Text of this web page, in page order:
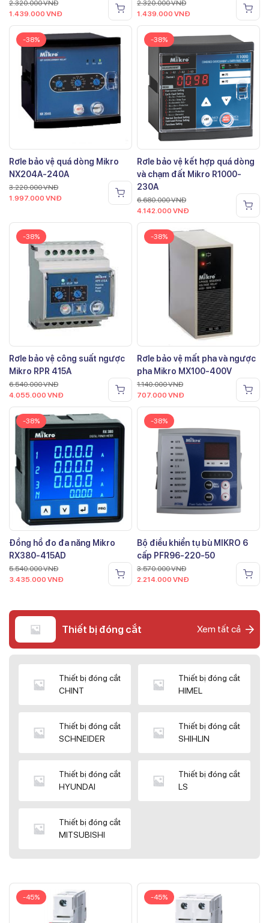
2.320.000VNĐ
1.439.000 VNĐ
2.320.000VNĐ
1.439.000 VNĐ
-38%
Rơle bảo vệ quá dòng Mikro
NX204A-240A
3.220.000VNĐ
1.997.000 VNĐ
-38%
Rơle bảo vệ kết hợp quá dòng
và chạm đất Mikro R1000-
230A
6.680.000VNĐ
4.142.000 VNĐ
-38%
Rơle bảo vệ công suất ngược
Mikro RPR 415A
6.540.000VNĐ
4.055.000 VNĐ
-38%
Rơle bảo vệ mất pha và ngược
pha Mikro MX100-400V
1.140.000VNĐ
707.000 VNĐ
-38%
Đồng hồ đo đa năng Mikro
RX380-415AD
5.540.000VNĐ
3.435.000 VNĐ
-38%
Bộ điều khiển tụ bù MIKRO 6
cấp PFR96-220-50
3.570.000VNĐ
2.214.000 VNĐ
Thiết bị đóng cắt Xem tất cả
Thiết bị đóng cắt
CHINT
Thiết bị đóng cắt
HIMEL
Thiết bị đóng cắt
SCHNEIDER
Thiết bị đóng cắt
SHIHLIN
Thiết bị đóng cắt
HYUNDAI
Thiết bị đóng cắt
LS
Thiết bị đóng cắt
MITSUBISHI
-45% -45%